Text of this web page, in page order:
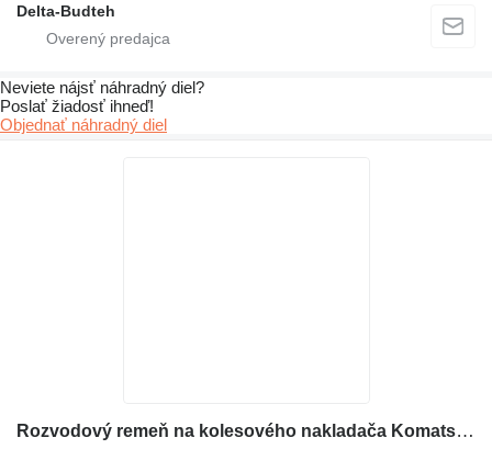
Delta-Budteh
Neviete nájsť náhradný diel?
Poslať žiadosť ihneď!
Objednať náhradný diel
Rozvodový remeň na kolesového nakladača Komatsu WA430